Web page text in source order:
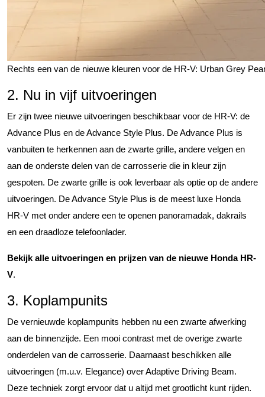
Rechts een van de nieuwe kleuren voor de HR-V: Urban Grey
2. Nu in vijf uitvoeringen
Er zijn twee nieuwe uitvoeringen beschikbaar voor de HR-V: de
Advance Plus en de Advance Style Plus. De Advance Plus is
vanbuiten te herkennen aan de zwarte grille, andere velgen en
aan de onderste delen van de carrosserie die in kleur zijn
gespoten. De zwarte grille is ook leverbaar als optie op de andere
uitvoeringen. De Advance Style Plus is de meest luxe Honda
HR-V met onder andere een te openen panoramadak, dakrails
en een draadloze telefoonlader.
Bekijk alle uitvoeringen en prijzen van de nieuwe Honda HR-
V.
3. Koplampunits
De vernieuwde koplampunits hebben nu een zwarte afwerking
aan de binnenzijde. Een mooi contrast met de overige zwarte
onderdelen van de carrosserie. Daarnaast beschikken alle
uitvoeringen (m.u.v. Elegance) over Adaptive Driving Beam.
Deze techniek zorgt ervoor dat u altijd met grootlicht kunt rijden.